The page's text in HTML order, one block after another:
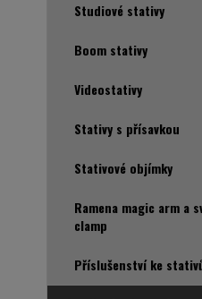
Studiové stativy
Boom stativy
Videostativy
Stativy s přísavkou
Stativové objímky
Ramena magic arm a
clamp
Příslušenství ke